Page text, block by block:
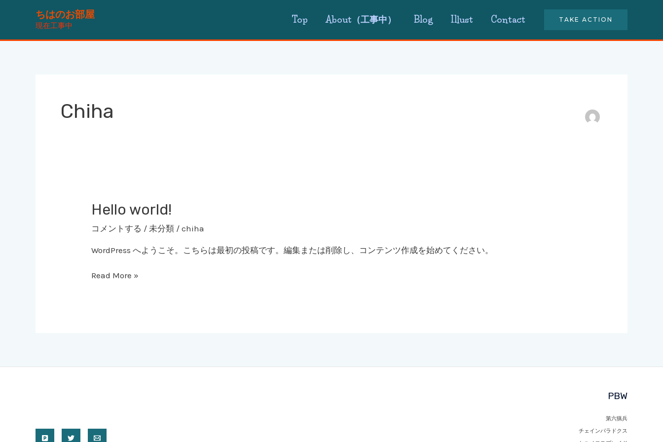
ス
ちはのお部屋
現在工事中
Top About（工事中） Blog Illust Contact TAKE ACTION
Chiha
Hello world!
コメントする / 未分類 /chiha
WordPress へようこそ。こちらは最初の投稿です。編集または削除し、コンテンツ作成を始めてください。
Hello
world!
Read More »
PBW
第六猟兵
チェインパラドクス